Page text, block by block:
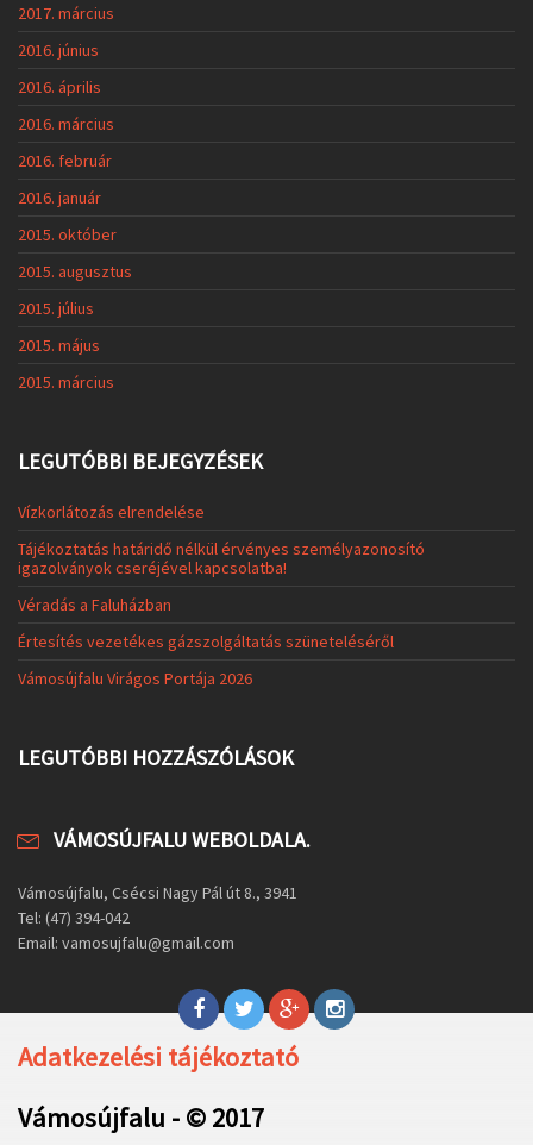
2017. március
2016. június
2016. április
2016. március
2016. február
2016. január
2015. október
2015. augusztus
2015. július
2015. május
2015. március
LEGUTÓBBI BEJEGYZÉSEK
Vízkorlátozás elrendelése
Tájékoztatás határidő nélkül érvényes személyazonosító
igazolványok cseréjével kapcsolatba!
Véradás a Faluházban
Értesítés vezetékes gázszolgáltatás szüneteléséről
Vámosújfalu Virágos Portája 2026
LEGUTÓBBI HOZZÁSZÓLÁSOK
VÁMOSÚJFALU WEBOLDALA.
Vámosújfalu, Csécsi Nagy Pál út 8., 3941
Tel: (47) 394-042
Email: vamosujfalu@gmail.com
Adatkezelési tájékoztató
Vámosújfalu - © 2017